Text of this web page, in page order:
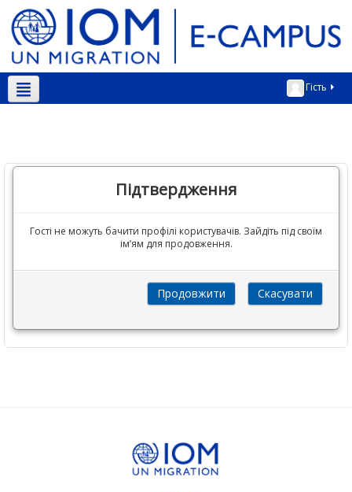
Гість
Підтвердження
Гості не можуть бачити профілі користувачів. Зайдіть під своїм
ім’ям для продовження.